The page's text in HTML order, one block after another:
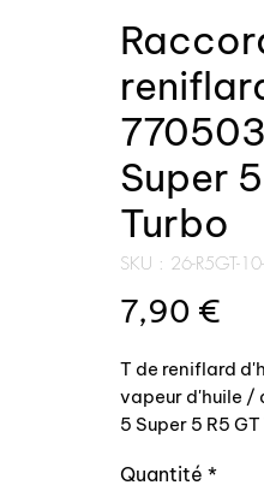
Super
Turbo
SKU : 26-R5GT-
7,90 €
T de reniflard
vapeur d'huile /
5 Super 5 R5
Référence
Quantité *